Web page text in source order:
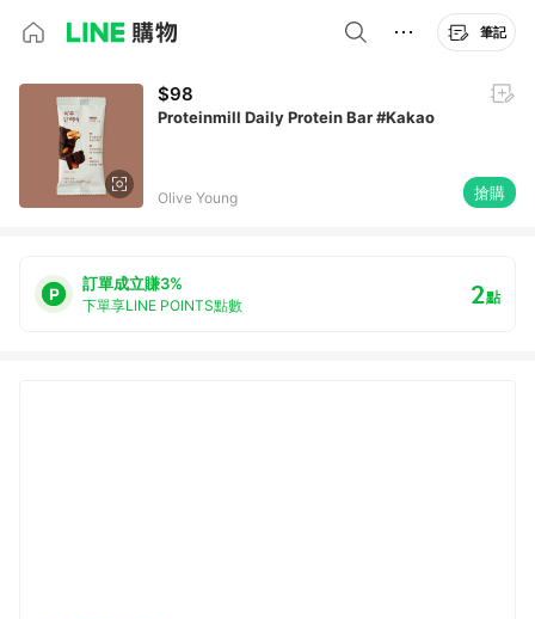
筆記
$98
Proteinmill Daily Protein Bar #Kakao
Olive Young 搶購
訂單成立賺3%
下單享LINE POINTS點數 2點